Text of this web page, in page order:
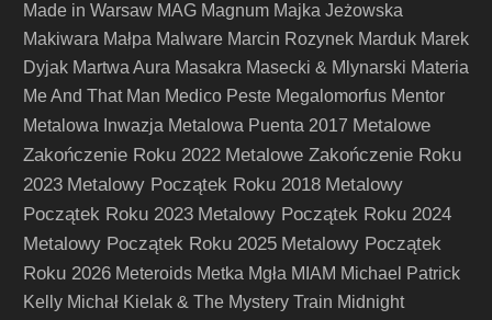
Made in Warsaw MAG Magnum Majka Jeżowska
Makiwara Małpa Malware Marcin Rozynek Marduk Marek
Dyjak Martwa Aura Masakra Masecki & Mlynarski Materia
Me And That Man Medico Peste Megalomorfus Mentor
Metalowa Inwazja Metalowa Puenta 2017 Metalowe
Zakończenie Roku 2022 Metalowe Zakończenie Roku
2023 Metalowy Początek Roku 2018 Metalowy
Początek Roku 2023 Metalowy Początek Roku 2024
Metalowy Początek Roku 2025 Metalowy Początek
Roku 2026 Meteroids Metka Mgła MIAM Michael Patrick
Kelly Michał Kielak & The Mystery Train Midnight